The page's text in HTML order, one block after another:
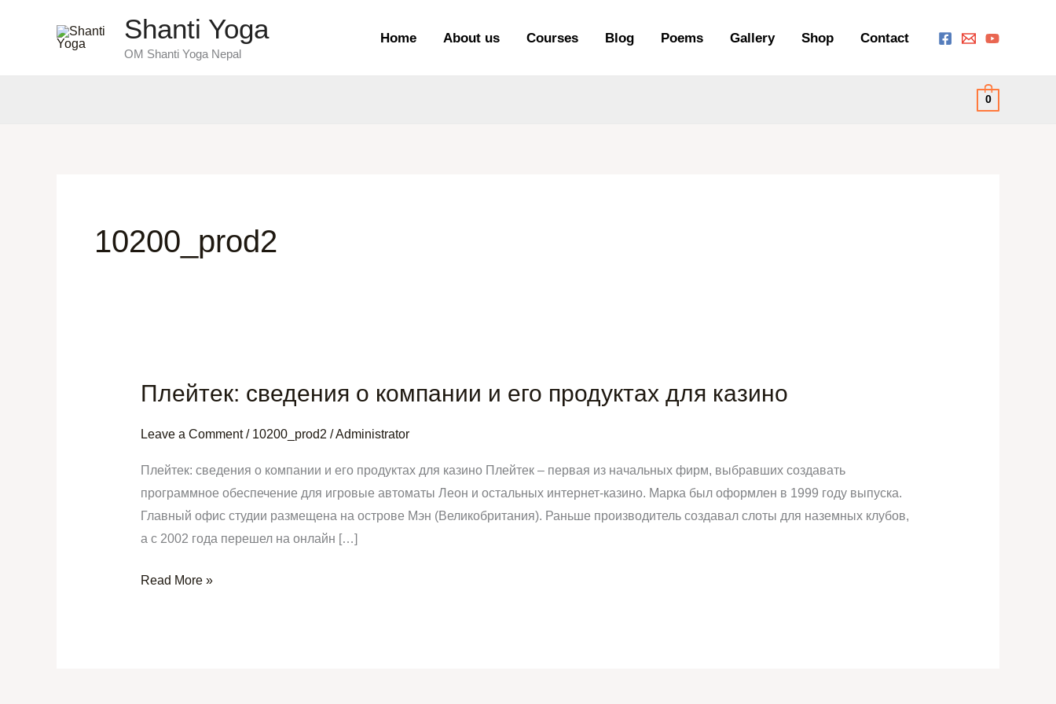
Shanti Yoga
OM Shanti Yoga Nepal
Home About us Courses Blog Poems Gallery Shop Contact
0
10200_prod2
Плейтек: сведения о компании и его продуктах для казино
Leave a Comment / 10200_prod2 /Administrator
Плейтек: сведения о компании и его продуктах для казино Плейтек – первая из начальных фирм, выбравших создавать
программное обеспечение для игровые автоматы Леон и остальных интернет-казино. Марка был оформлен в 1999 году выпуска.
Главный офис студии размещена на острове Мэн (Великобритания). Раньше производитель создавал слоты для наземных клубов,
а с 2002 года перешел на онлайн […]
Плейтек:
о
его
Read More »